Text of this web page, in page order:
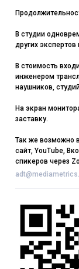
В студии
других
В стоимость
инженером
наушников,
На экран
заставку.
Так же возможно
сайт, YouTube,
спикеров через